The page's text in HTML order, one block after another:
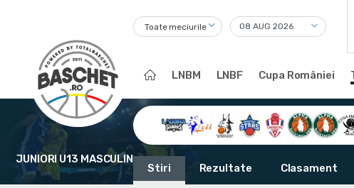
Toate meciurile
LNBM LNBF Cupa României
JUNIORI U13 MASCULIN
Stiri Rezultate Clasament